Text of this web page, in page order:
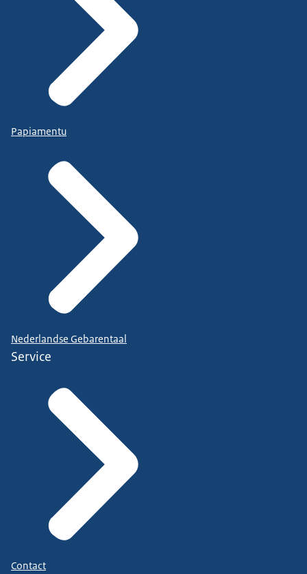
Papiamentu
Nederlandse Gebarentaal
Service
Contact